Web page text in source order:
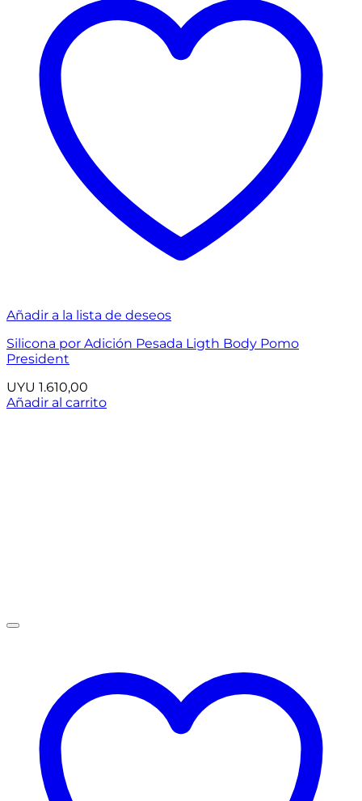
Añadir a la lista de deseos
Silicona por Adición Pesada Ligth Body Pomo
President
UYU 1.610,00
Añadir al carrito